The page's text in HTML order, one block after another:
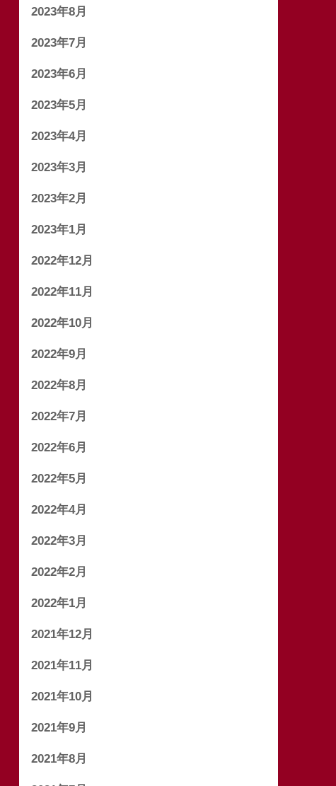
2023年8月
2023年7月
2023年6月
2023年5月
2023年4月
2023年3月
2023年2月
2023年1月
2022年12月
2022年11月
2022年10月
2022年9月
2022年8月
2022年7月
2022年6月
2022年5月
2022年4月
2022年3月
2022年2月
2022年1月
2021年12月
2021年11月
2021年10月
2021年9月
2021年8月